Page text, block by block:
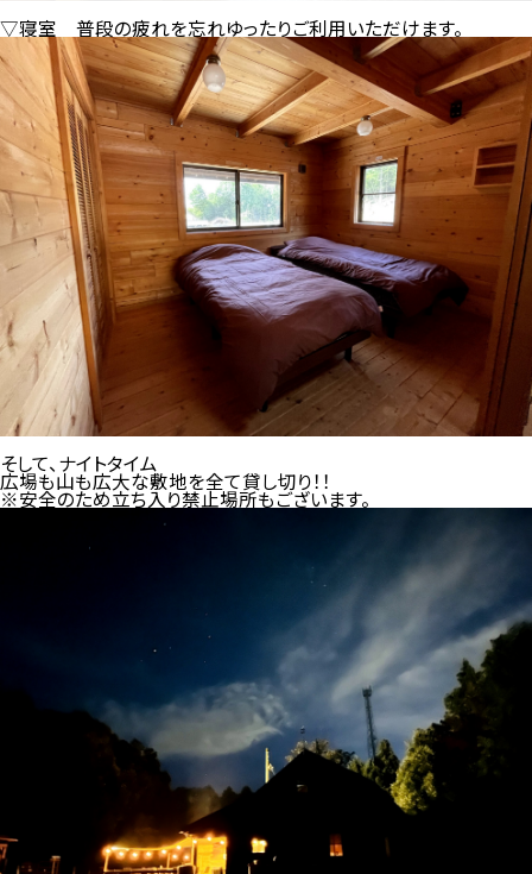
▽寝室 普段の疲れを忘れゆったりご利用いただけます。
そして、 ナイトタイム
広場も山も広大な敷地を全て貸し切り！！
※安全のため立ち入り禁止場所もございます。